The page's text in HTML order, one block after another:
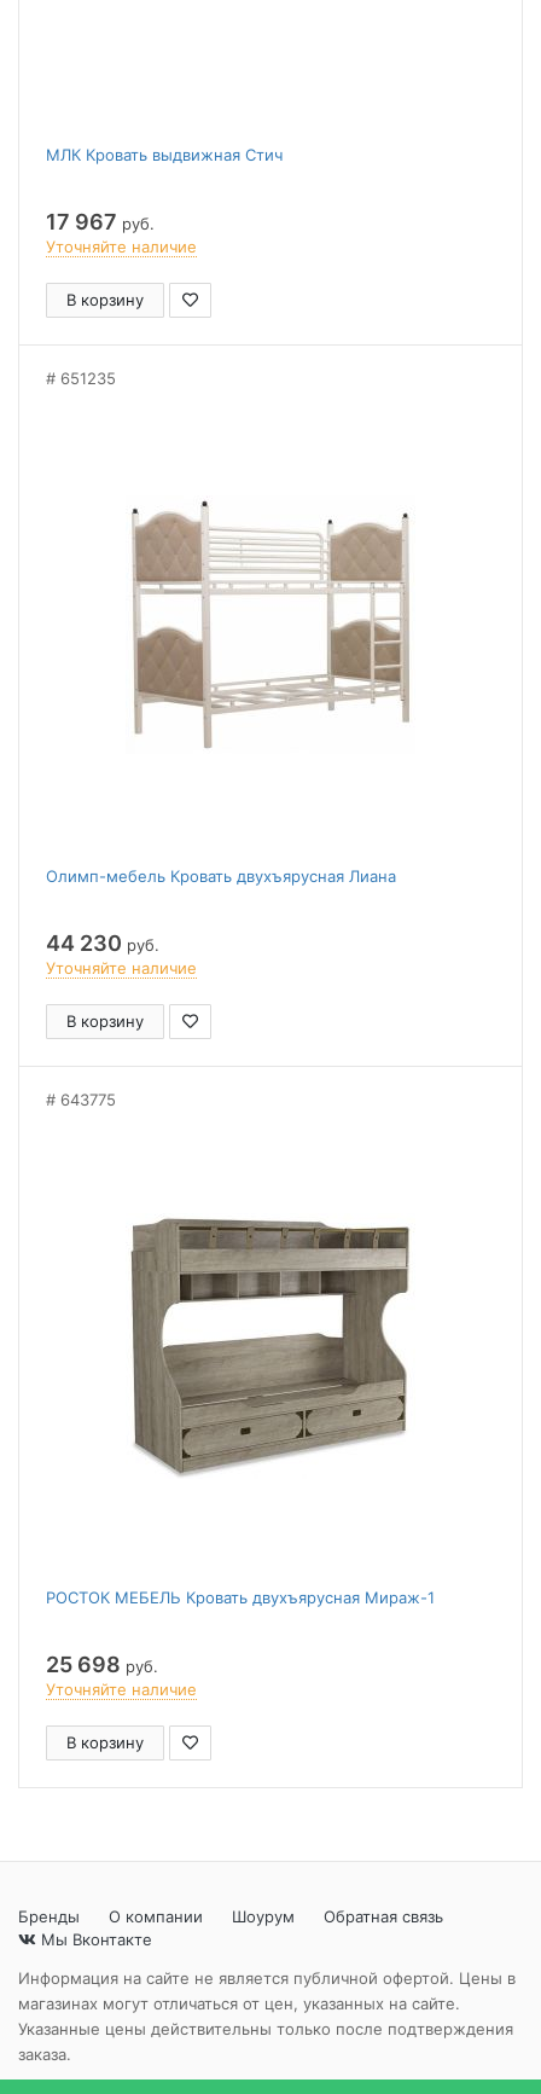
МЛК Кровать выдвижная Стич
17 967 руб.
Уточняйте наличие
В корзину
651235
Олимп-мебель Кровать двухъярусная Лиана
44 230 руб.
Уточняйте наличие
В корзину
643775
РОСТОК МЕБЕЛЬ Кровать двухъярусная Мираж-1
25 698 руб.
Уточняйте наличие
В корзину
Бренды О компании Шоурум
Обратная связь
Мы Вконтакте
Информация на сайте не является публичной офертой. Цены в
магазинах могут отличаться от цен, указанных на сайте.
Указанные цены действительны только после подтверждения
заказа.